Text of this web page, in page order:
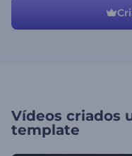
Vídeos criados
template